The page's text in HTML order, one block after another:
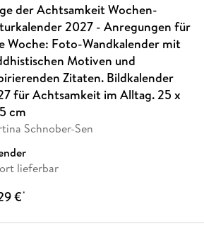
der Achtsamkeit Wochen-
2027 - Anregungen für
Woche: Foto-Wandkalender mit
Motiven und
Zitaten. Bildkalender
für Achtsamkeit im Alltag. 25 x
cm
Schnober-Sen
lieferbar
€*